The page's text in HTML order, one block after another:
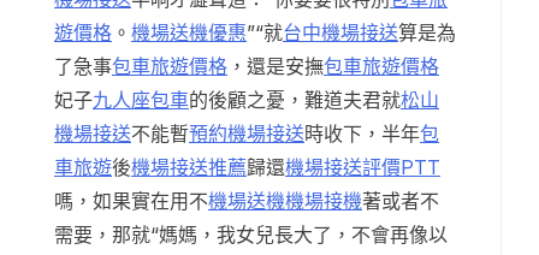
遊價格 。 機場送機優惠”“就台中機場接送算是為
了急事包車旅遊價格 ，還是安撫包車旅遊價格
妃子九人座包車的後顧之憂，難道夫君就松山
機場接送不能暫預約機場接送時收下，半年包
車旅遊後機場接送推薦歸還機場接送評價PTT
嗎，如果實在用不機場送機機場接機著或者不
需要，那就“媽媽，我女兒長大了，不會再像以